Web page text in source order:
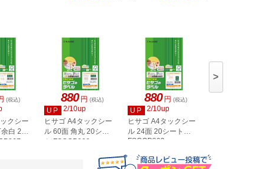
(税込)
クシー
白 20
880 円 (税込)
UP
2/10up
ヒサゴ A4タックシー
ル 60面 角丸 20シー
ト FSCOP902
880 円 (税込)
UP
2/10up
ヒサゴ A4タックシー
ル 24面 20シート
FSCOP863
>